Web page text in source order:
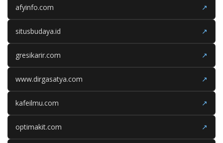
afyinfo.com ↗
situsbudaya.id ↗
gresikarir.com ↗
www.dirgasatya.com ↗
kafeilmu.com ↗
optimakit.com ↗